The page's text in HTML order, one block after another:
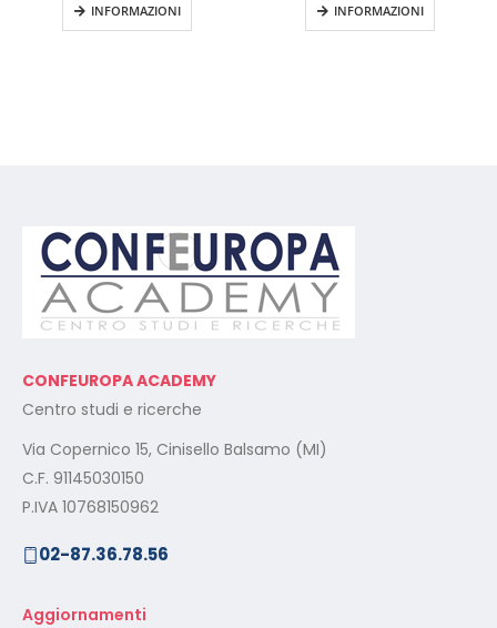
INFORMAZIONI INFORMAZIONI
CONFEUROPA ACADEMY
Centro studi e ricerche
Via Copernico 15, Cinisello Balsamo (MI)
C.F. 91145030150
P.IVA 10768150962
02-87.36.78.56
Aggiornamenti